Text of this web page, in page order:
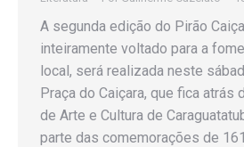
A segunda edição do Pirão
inteiramente voltado para a
local, será realizada neste
Praça do Caiçara, que fica atrás
de Arte e Cultura de
parte das comemorações de